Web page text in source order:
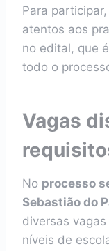
Para
atentos aos
no edital, que
todo o
Vagas
No processo
Sebastião do
diversas
níveis de